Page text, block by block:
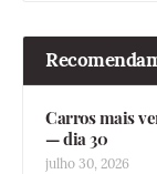
Carros mais
— dia 30
julho 30, 2026